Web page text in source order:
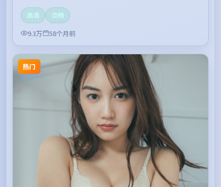
高清
流畅
9.3万
58个月前
热门